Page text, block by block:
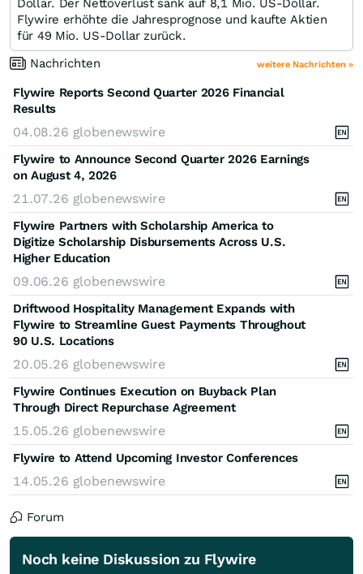
Dollar. Der Nettoverlust sank auf 8,1 Mio. US-Dollar.
Flywire erhöhte die Jahresprognose und kaufte Aktien
für 49 Mio. US-Dollar zurück.
Nachrichten
weitere Nachrichten »
Flywire Reports Second Quarter 2026 Financial
Results
04.08.26 globenewswire
Flywire to Announce Second Quarter 2026 Earnings
on August 4, 2026
21.07.26 globenewswire
Flywire Partners with Scholarship America to
Digitize Scholarship Disbursements Across U.S.
Higher Education
09.06.26 globenewswire
Driftwood Hospitality Management Expands with
Flywire to Streamline Guest Payments Throughout
90 U.S. Locations
20.05.26 globenewswire
Flywire Continues Execution on Buyback Plan
Through Direct Repurchase Agreement
15.05.26 globenewswire
Flywire to Attend Upcoming Investor Conferences
14.05.26 globenewswire
Forum
Noch keine Diskussion zu Flywire